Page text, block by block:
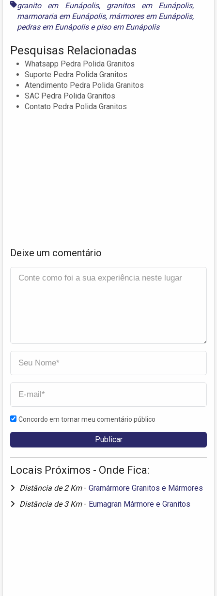
granito em Eunápolis, granitos em Eunápolis,
marmoraria em Eunápolis, mármores em Eunápolis,
pedras em Eunápolisepiso em Eunápolis
Pesquisas Relacionadas
Whatsapp Pedra Polida Granitos
Suporte Pedra Polida Granitos
Atendimento Pedra Polida Granitos
SAC Pedra Polida Granitos
Contato Pedra Polida Granitos
Deixe um comentário
Concordo em tornar meu comentário público
Locais Próximos - Onde Fica:
Distância de 2 Km - Gramármore Granitos e Mármores
Distância de 3 Km - Eumagran Mármore e Granitos